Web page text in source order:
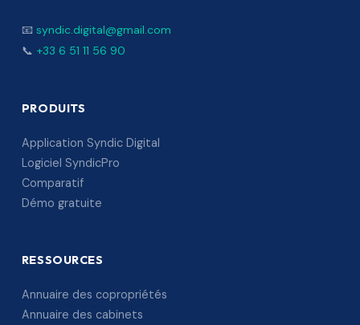
📧 syndic.digital@gmail.com
📞 +33 6 51 11 56 90
PRODUITS
Application Syndic Digital
Logiciel SyndicPro
Comparatif
Démo gratuite
RESSOURCES
Annuaire des copropriétés
Annuaire des cabinets